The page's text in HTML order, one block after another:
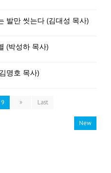
발만 씻는다 (김대성 목사)
(박성하 목사)
명호 목사)
9 » Last
New